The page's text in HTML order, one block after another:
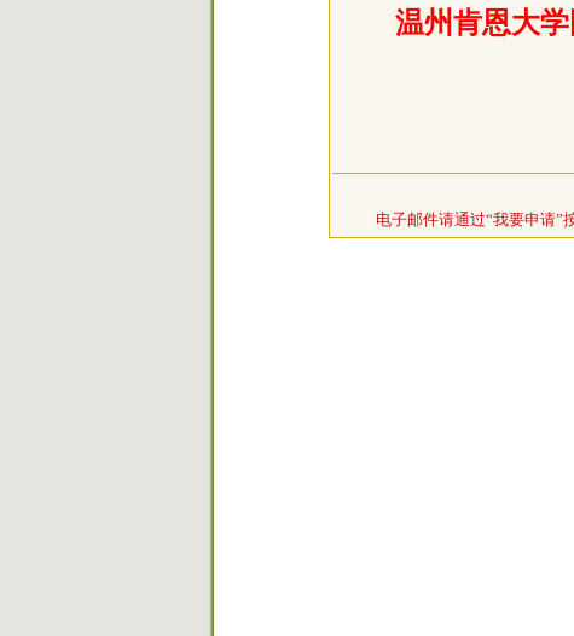
温州肯恩大
电子邮件请通过“我要申请”